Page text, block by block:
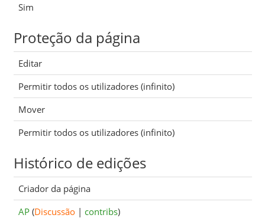
Sim
Proteção da página
Editar
Permitir todos os utilizadores (infinito)
Mover
Permitir todos os utilizadores (infinito)
Histórico de edições
Criador da página
AP (Discussão| contribs)